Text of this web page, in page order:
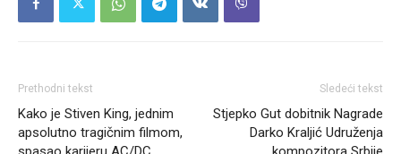
Prethodni tekst
Kako je Stiven King, jednim
apsolutno tragičnim filmom,
Sledeći tekst
Stjepko Gut dobitnik Nagrade
Darko Kraljić Udruženja